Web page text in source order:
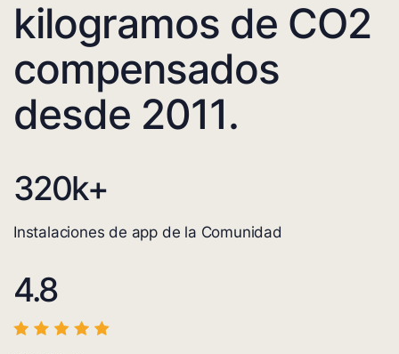
kilogramos de CO2
compensados
desde 2011.
320k+
Instalaciones de app de la Comunidad
4.8